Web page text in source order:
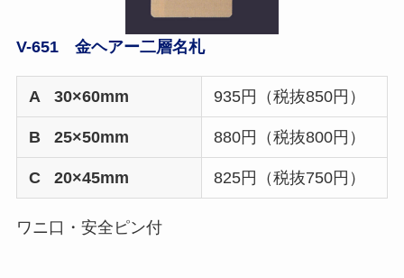
V-651 金ヘアー二層名札
A 30×60mm 935円（税抜850円）
B 25×50mm 880円（税抜800円）
C 20×45mm 825円（税抜750円）
ワニ口・安全ピン付